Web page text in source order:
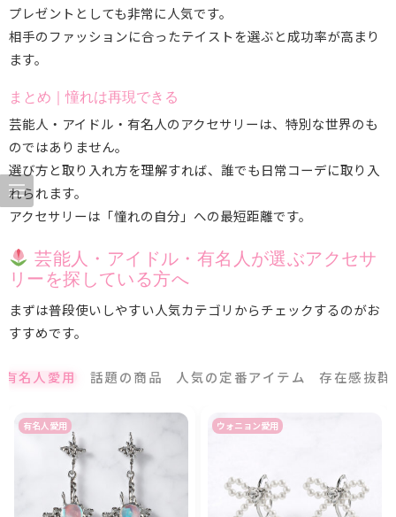
プレゼントとしても非常に人気です。
相手のファッションに合ったテイストを選ぶと成功率が高まり
ます。
まとめ｜憧れは再現できる
芸能人・アイドル・有名人のアクセサリーは、特別な世界のも
のではありません。
選び方と取り入れ方を理解すれば、誰でも日常コーデに取り入
れられます。
アクセサリーは「憧れの自分」への最短距離です。
芸能人・アイドル・有名人が選ぶアクセサ
リーを探している方へ
まずは普段使いしやすい人気カテゴリからチェックするのがお
すすめです。
有名人愛用 話題の商品 人気の定番アイテム 存在感抜群
有名人愛用 ウォニョン愛用